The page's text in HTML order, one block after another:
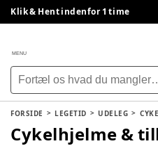
Klik & Hent indenfor 1 time
MENU
FORSIDE LEGETID UDELEG
Cykelhjelme &